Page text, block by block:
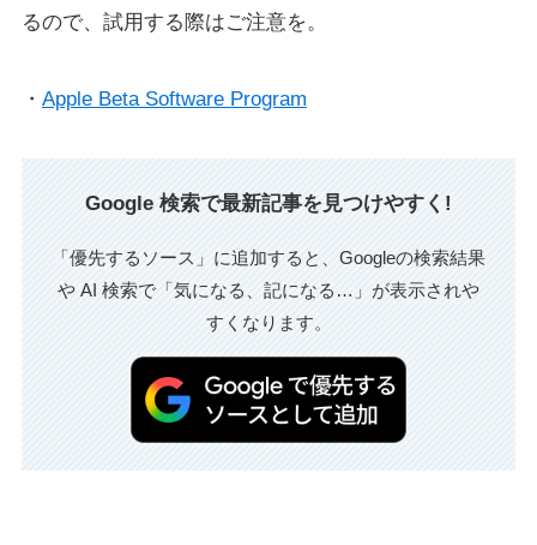
るので、試用する際はご注意を。
・ Apple Beta Software Program
Google 検索で最新記事を見つけやすく!
「優先するソース」に追加すると、Googleの検索結果
や AI 検索で「気になる、記になる…」が表示されや
すくなります。